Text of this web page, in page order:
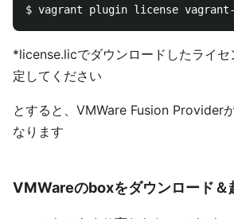
*license.licでダウンロードしたライセ
定してください
とすると、VMWare Fusion Provider
なります
VMWareのboxをダウンロード＆